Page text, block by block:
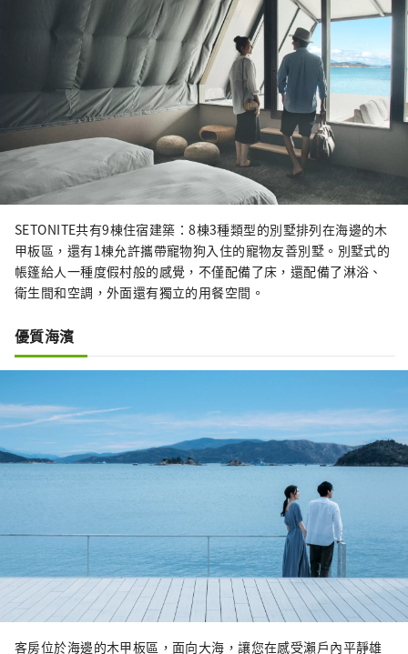
SETONITE共有9棟住宿建築：8棟3種類型的別墅排列在海邊的木
甲板區，還有1棟允許攜帶寵物狗入住的寵物友善別墅。別墅式的
帳篷給人一種度假村般的感覺，不僅配備了床，還配備了淋浴、
衛生間和空調，外面還有獨立的用餐空間。
優質海濱
客房位於海邊的木甲板區，面向大海，讓您在感受瀨戶內平靜雄